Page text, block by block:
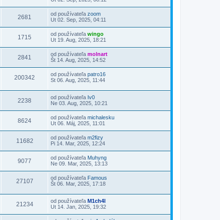
2681 od používateľa zoom
Ut 02. Sep, 2025, 04:11
1715 od používateľa wingo
Ut 19. Aug, 2025, 18:21
2841 od používateľa molnart
Št 14. Aug, 2025, 14:52
200342 od používateľa patro16
St 06. Aug, 2025, 11:44
2238 od používateľa Iv0
Ne 03. Aug, 2025, 10:21
8624 od používateľa michalesku
Ut 06. Máj, 2025, 11:01
11682 od používateľa m2fizy
Pi 14. Mar, 2025, 12:24
9077 od používateľa Muhyng
Ne 09. Mar, 2025, 13:13
27107 od používateľa Famous
Št 06. Mar, 2025, 17:18
21234 od používateľa M1ch4l
Ut 14. Jan, 2025, 19:32